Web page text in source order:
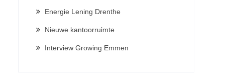
Energie Lening Drenthe
Nieuwe kantoorruimte
Interview Growing Emmen